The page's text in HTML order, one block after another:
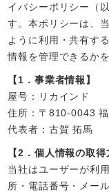
イバシーポリシー（
す。本ポリシーは、
ように利用・共有す
情報を管理できるか
【1．事業者情報】
屋号：リカインド
住所：〒810-0043
代表者：古賀 拓馬
【2．個人情報の取得
当社はユーザーが利
所・電話番号・メー